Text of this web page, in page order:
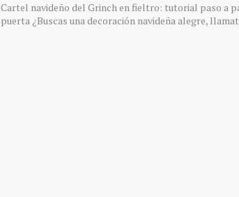
Cartel navideño del Grinch en fieltro: tutorial paso a
puerta ¿Buscas una decoración navideña alegre,